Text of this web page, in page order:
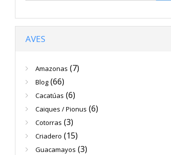
AVES
Amazonas (7)
Blog(66)
Cacatúas (6)
Caiques / Pionus (6)
Cotorras (3)
Criadero (15)
Guacamayos (3)